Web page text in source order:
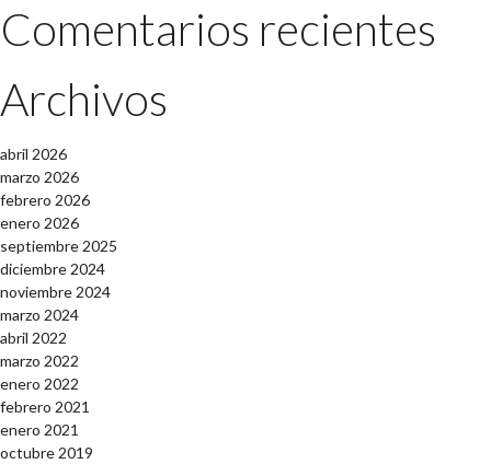
Comentarios recientes
Archivos
abril 2026
marzo 2026
febrero 2026
enero 2026
septiembre 2025
diciembre 2024
noviembre 2024
marzo 2024
abril 2022
marzo 2022
enero 2022
febrero 2021
enero 2021
octubre 2019